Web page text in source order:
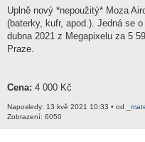
Uplně nový *nepoužitý* Moza
(baterky, kufr, apod.). Jedná se
dubna 2021 z Megapixelu za 5
Praze.
Cena: 4 000 Kč
Naposledy: 13 kvě 2021 10:33 • od
Zobrazení: 6050